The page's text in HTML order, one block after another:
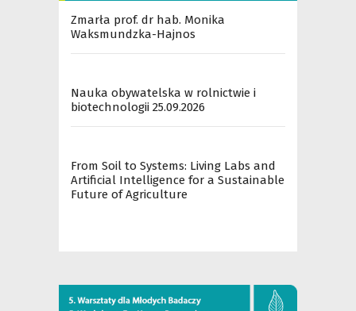
Zmarła prof. dr hab. Monika
Waksmundzka-Hajnos
Nauka obywatelska w rolnictwie i
biotechnologii 25.09.2026
From Soil to Systems: Living Labs and
Artificial Intelligence for a Sustainable
Future of Agriculture